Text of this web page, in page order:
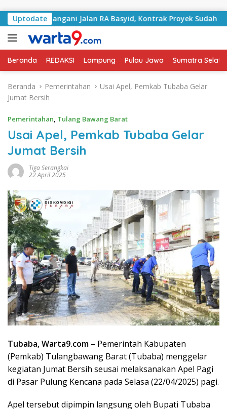
Uptodate
Tangani Jalan RA Basyid, Kontrak Proyek Sudah
Beranda REDAKSI Lampung Pulau Jawa Sumatra
Beranda Pemerintahan
Usai Apel, Pemkab Tubaba Gelar
Jumat Bersih
Pemerintahan, Tulang Bawang Barat
Usai Apel, Pemkab Tubaba Gelar
Jumat Bersih
Tiga Serangkai
22 April 2025
Tubaba, Warta9.com – Pemerintah Kabupaten
(Pemkab) Tulangbawang Barat (Tubaba) menggelar
kegiatan Jumat Bersih seusai melaksanakan Apel Pagi
di Pasar Pulung Kencana pada Selasa (22/04/2025) pagi.
Apel tersebut dipimpin langsung oleh Bupati Tubaba